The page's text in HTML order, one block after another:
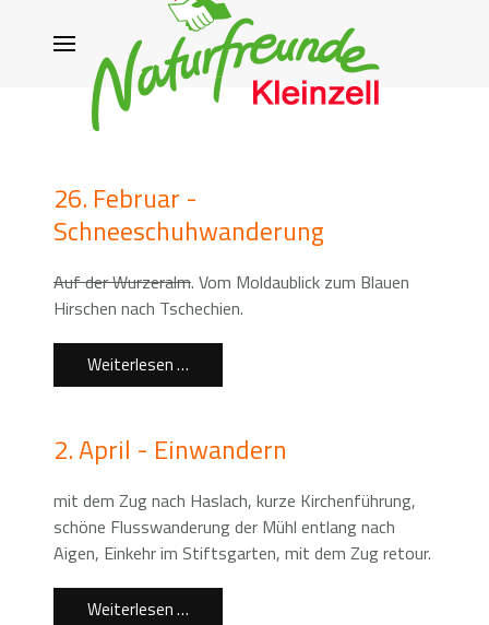
26. Februar -
Schneeschuhwanderung
Auf der Wurzeralm. Vom Moldaublick zum Blauen
Hirschen nach Tschechien.
Weiterlesen …
2. April - Einwandern
mit dem Zug nach Haslach, kurze Kirchenführung,
schöne Flusswanderung der Mühl entlang nach
Aigen, Einkehr im Stiftsgarten, mit dem Zug retour.
Weiterlesen …